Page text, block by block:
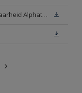
Technical Report decontamineerbaarheid Alphatex SF